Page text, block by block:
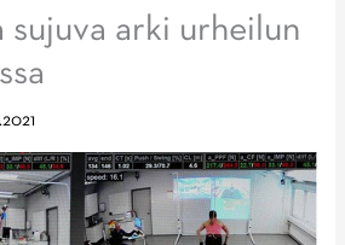
sujuva arki urheilun